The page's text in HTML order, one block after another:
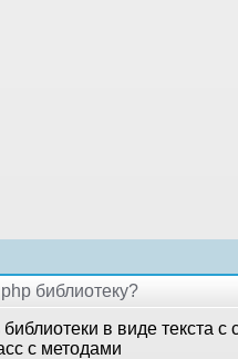
библиотеку?
в виде текста
с методами